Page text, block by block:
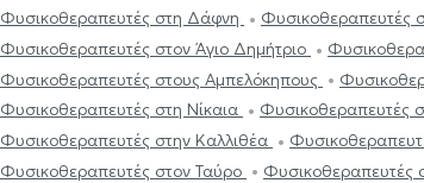
Φυσικοθεραπευτές στη Δάφνη
Φυσικοθεραπευτές
Φυσικοθεραπευτές στον Άγιο Δημήτριο
Φυσικοθεραπευτές στους Αμπελόκηπους
Φυσικοθεραπευτές στη Νίκαια
Φυσικοθεραπευτές
Φυσικοθεραπευτές στην Καλλιθέα
Φυσικοθεραπευτές στον Ταύρο
Φυσικοθεραπευτές